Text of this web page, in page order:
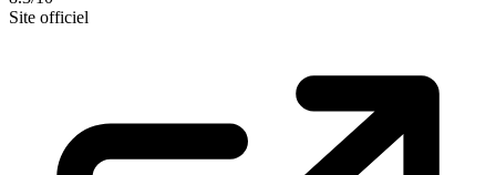
Site officiel